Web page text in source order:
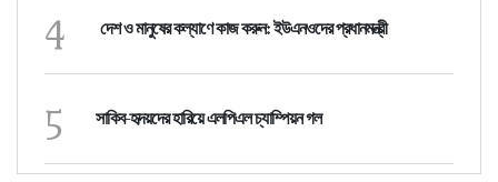
4 দেশ ও মানুষের কল্যাণে কাজ করুন: ইউএনওদের প্রধানমন্ত্রী
5 সাকিব-হৃদয়দের হারিয়ে এলপিএল চ্যাম্পিয়ন গল